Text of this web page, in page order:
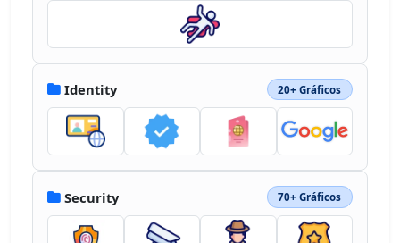
Identity 20+ Gráficos
Security 70+ Gráficos